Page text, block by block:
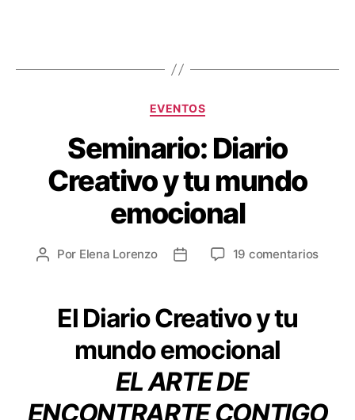
EVENTOS
Seminario: Diario
Creativo y tu mundo
emocional
Por Elena Lorenzo 19 comentarios
El Diario Creativo y tu
mundo emocional
EL ARTE DE
ENCONTRARTE CONTIGO